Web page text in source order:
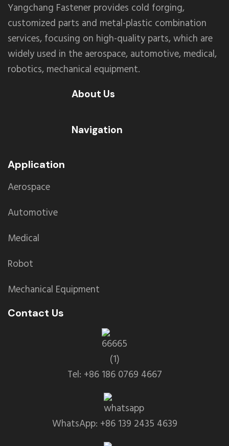
Yangchang Fastener provides cold forging,
customized parts and metal-plastic combination
services, focusing on high-quality parts, which are
widely used in the aerospace, automotive, medical,
robotics, mechanical equipment.
About Us
Navigation
Application
Aerospace
Automotive
Medical
Robot
Mechanical Equipment
Contact Us
Tel: +86 186 0769 4667
WhatsApp: +86 139 2435 4639